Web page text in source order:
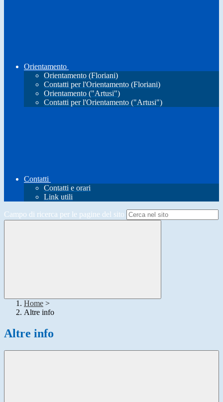
Orientamento
Orientamento (Floriani)
Contatti per l'Orientamento (Floriani)
Orientamento ("Artusi")
Contatti per l'Orientamento ("Artusi")
Contatti
Contatti e orari
Link utili
Campo di ricerca per le pagine del sito
Home >
Altre info
Altre info